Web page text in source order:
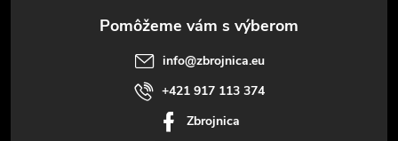
info@zbrojnica.eu
+421 917 113 374
Zbrojnica